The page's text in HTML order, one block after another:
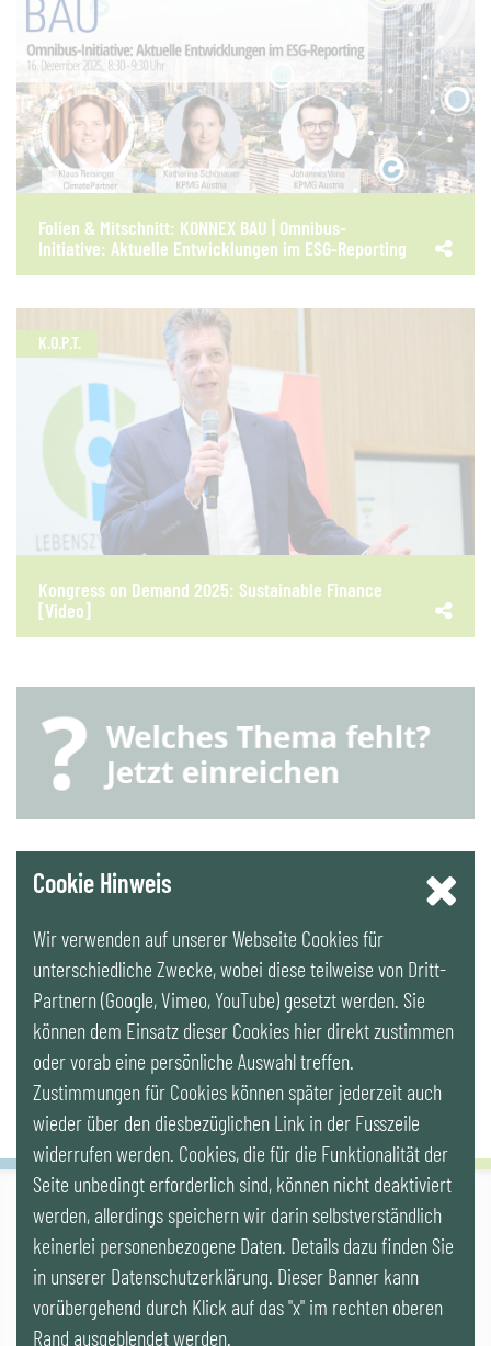
Folien & Mitschnitt: KONNEX BAU | Omnibus-
Initiative: Aktuelle Entwicklungen im ESG-Reporting
K.O.P.T.
Kongress on Demand 2025: Sustainable Finance
[Video]
YouTube
LinkedIn
Newsletter
IG LEBENSZYKLUS BAU
Wipplingerstr. 10/Top 9, Stoß im Himmel, A-1010 Wien
office@ig-lebenszyklus.at
Kontakt
Cookie Hinweis
Wir verwenden auf unserer Webseite Cookies für
unterschiedliche Zwecke, wobei diese teilweise von Dritt-
Partnern (Google, Vimeo, YouTube) gesetzt werden. Sie
können dem Einsatz dieser Cookies hier direkt zustimmen
oder vorab eine persönliche Auswahl treffen.
Zustimmungen für Cookies können später jederzeit auch
wieder über den diesbezüglichen Link in der Fusszeile
widerrufen werden. Cookies, die für die Funktionalität der
Seite unbedingt erforderlich sind, können nicht deaktiviert
werden, allerdings speichern wir darin selbstverständlich
keinerlei personenbezogene Daten. Details dazu finden Sie
in unserer Datenschutzerklärung. Dieser Banner kann
vorübergehend durch Klick auf das "x" im rechten oberen
Rand ausgeblendet werden.